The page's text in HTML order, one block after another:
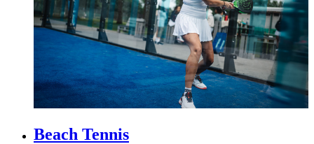
weiteren Daten zusammen, die Sie ihnen bereitgestellt
haben oder die sie im Rahmen Ihrer Nutzung der Dienste
gesammelt haben. Die
Cookie-Einstellungenkönnen
jederzeit über den Link im Footer aufgerufen und
angepasst werden.
Beach Tennis